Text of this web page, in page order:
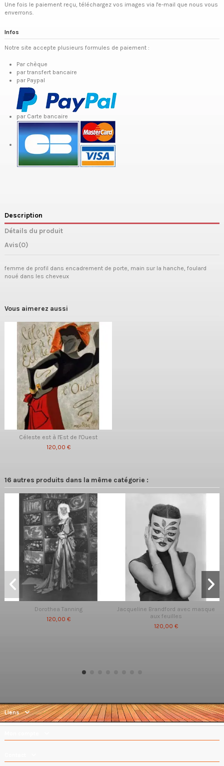
Une fois le paiement reçu, téléchargez vos images via l'e-mail que nous vous
enverrons.
Infos
Notre site accepte plusieurs formules de paiement :
Par chèque
par transfert bancaire
par Paypal
par Carte bancaire
Description
Détails du produit
Avis(0)
femme de profil dans encadrement de porte, main sur la hanche, foulard
noué dans les cheveux
Vous aimerez aussi
Céleste est à l'Est de l'Ouest
120,00 €
16 autres produits dans la même catégorie :
Dorothea Tanning
120,00 €
Jacqueline Brandford avec masque
aux feuilles
120,00 €
Liens